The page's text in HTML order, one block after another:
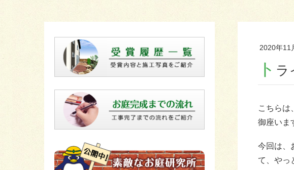
2020年11
ト ラ
こちらは
御座いま
今回は、
て、やっ